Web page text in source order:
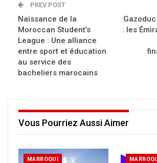
PREV POST
Naissance de la
Moroccan Student’s
League : Une alliance
entre sport et éducation
au service des
bacheliers marocains
: les
Vous Pourriez Aussi Aimer
MARROQUI